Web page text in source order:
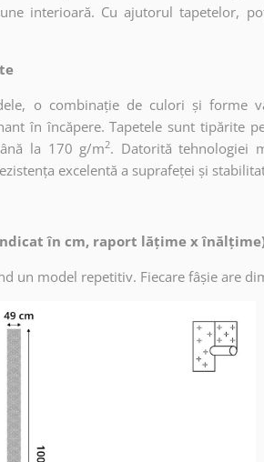
interioară. Cu ajutorul tapetelor,
o combinație de culori și forme
în încăpere. Tapetele sunt tipărite
la 170 g/m2. Datorită tehnologiei
excelentă a suprafeței și
în cm, raport lățime x
un model repetitiv. Fiecare fâșie are